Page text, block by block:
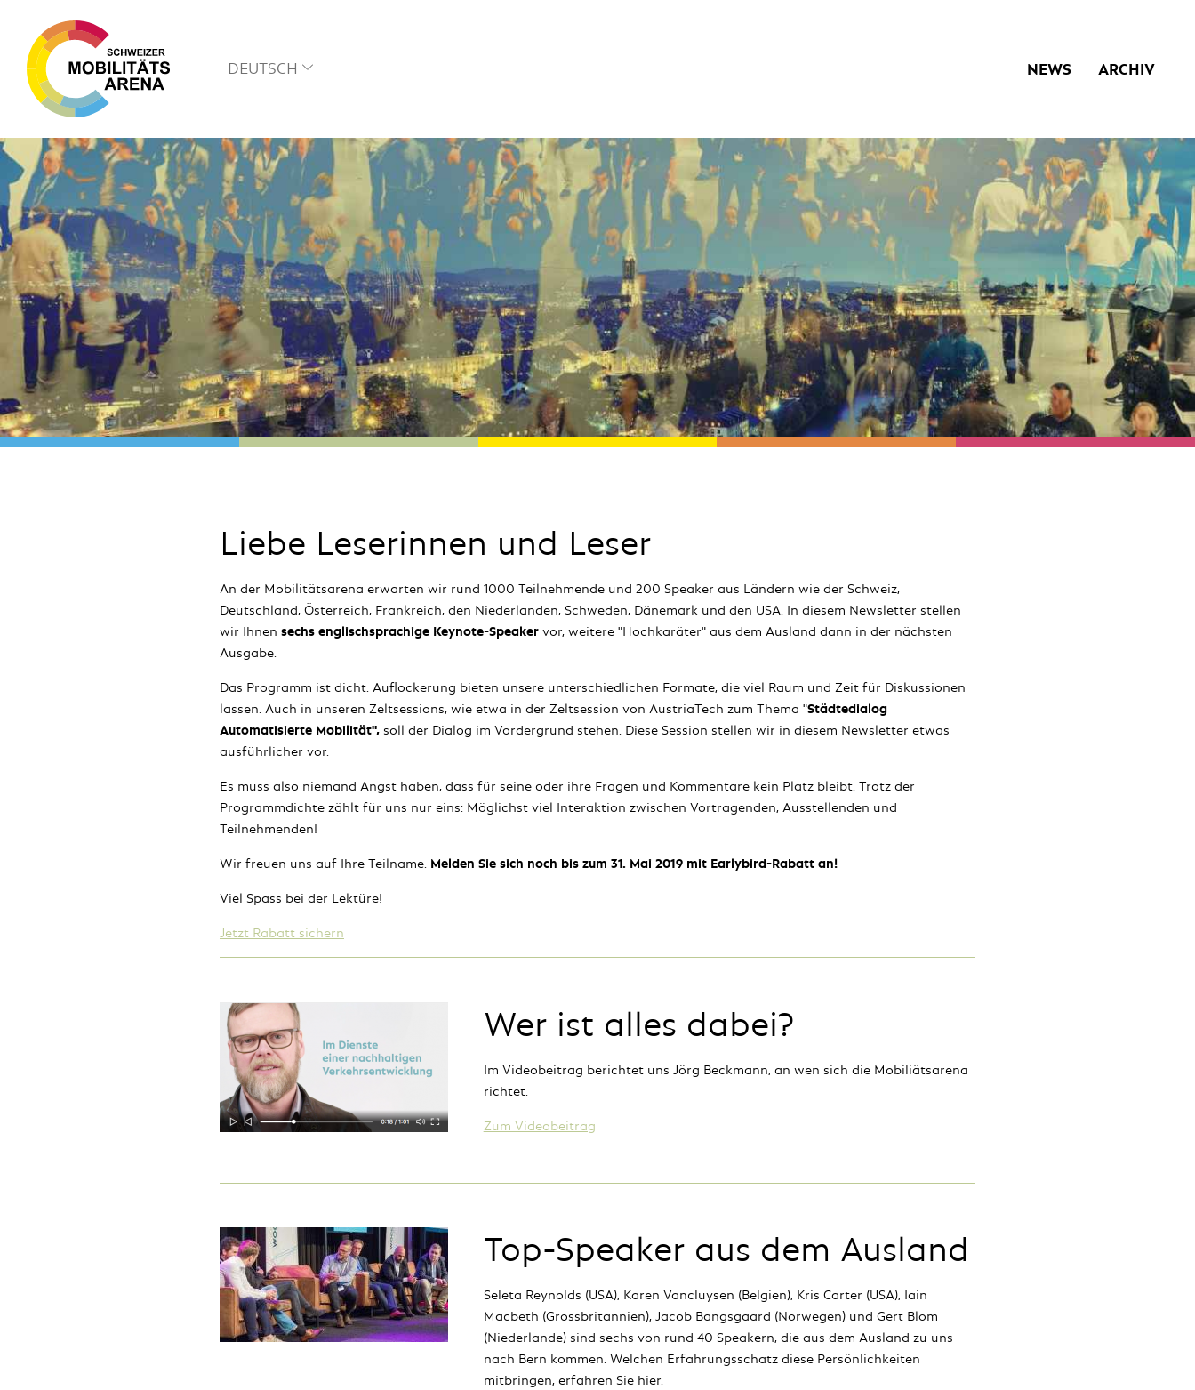
DEUTSCH NEWS ARCHIV
Liebe Leserinnen und Leser
An der Mobilitätsarena erwarten wir rund 1000 Teilnehmende und 200 Speaker aus Ländern wie der Schweiz,
Deutschland, Österreich, Frankreich, den Niederlanden, Schweden, Dänemark und den USA. In diesem Newsletter stellen
wir Ihnen sechs englischsprachige Keynote-Speaker vor, weitere "Hochkaräter" aus dem Ausland dann in der nächsten
Ausgabe.
Das Programm ist dicht. Auflockerung bieten unsere unterschiedlichen Formate, die viel Raum und Zeit für Diskussionen
lassen. Auch in unseren Zeltsessions, wie etwa in der Zeltsession von AustriaTech zum Thema "Städtedialog
Automatisierte Mobilität", soll der Dialog im Vordergrund stehen. Diese Session stellen wir in diesem Newsletter etwas
ausführlicher vor.
Es muss also niemand Angst haben, dass für seine oder ihre Fragen und Kommentare kein Platz bleibt. Trotz der
Programmdichte zählt für uns nur eins: Möglichst viel Interaktion zwischen Vortragenden, Ausstellenden und
Teilnehmenden!
Wir freuen uns auf Ihre Teilname. Melden Sie sich noch bis zum 31. Mai 2019 mit Earlybird-Rabatt an!
Viel Spass bei der Lektüre!
Jetzt Rabatt sichern
Wer ist alles dabei?
Im Videobeitrag berichtet uns Jörg Beckmann, an wen sich die Mobiliätsarena
richtet.
Zum Videobeitrag
Top-Speaker aus dem Ausland
Seleta Reynolds (USA), Karen Vancluysen (Belgien), Kris Carter (USA), Iain
Macbeth (Grossbritannien), Jacob Bangsgaard (Norwegen) und Gert Blom
(Niederlande) sind sechs von rund 40 Speakern, die aus dem Ausland zu uns
nach Bern kommen. Welchen Erfahrungsschatz diese Persönlichkeiten
mitbringen, erfahren Sie hier.